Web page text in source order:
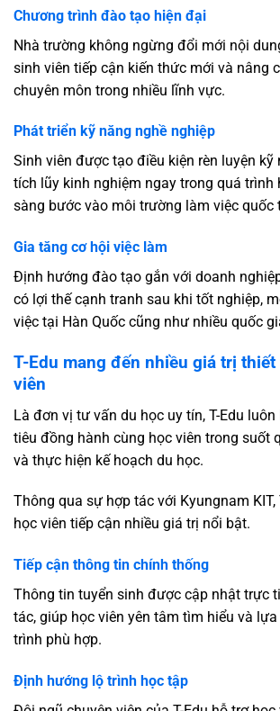
Chương trình đào tạo hiện đại
Nhà trường không ngừng đổi mới nội
sinh viên tiếp cận kiến thức mới và nâng
chuyên môn trong nhiều lĩnh vực.
Phát triển kỹ năng nghề nghiệp
Sinh viên được tạo điều kiện rèn luyện kỹ
tích lũy kinh nghiệm ngay trong quá trình
sàng bước vào môi trường làm việc quốc
Gia tăng cơ hội việc làm
Định hướng đào tạo gắn với doanh
có lợi thế cạnh tranh sau khi tốt nghiệp,
việc tại Hàn Quốc cũng như nhiều quốc
T-Edu mang đến nhiều giá trị
viên
Là đơn vị tư vấn du học uy tín, T-Edu
tiêu đồng hành cùng học viên trong suốt
và thực hiện kế hoạch du học.
Thông qua sự hợp tác với Kyungnam KIT,
học viên tiếp cận nhiều giá trị nổi bật.
Tiếp cận thông tin chính thống
Thông tin tuyển sinh được cập nhật trực
tác, giúp học viên yên tâm tìm hiểu và
trình phù hợp.
Định hướng lộ trình học tập